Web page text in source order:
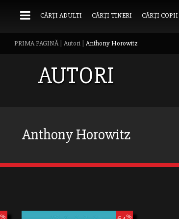
CĂRȚI ADULTI CĂRȚI TINERI CĂRȚI COPII
PRIMA PAGINĂ| Autori Anthony Horowitz
AUTORI
Anthony Horowitz
% %